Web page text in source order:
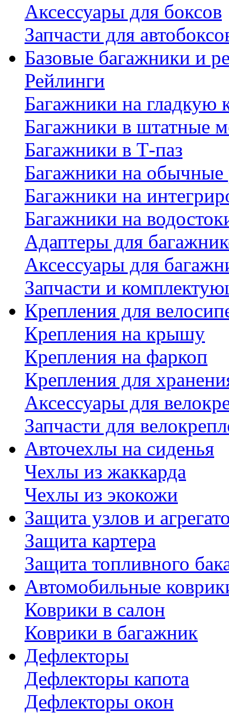
Аксессуары для боксов
Запчасти для
Базовые багажники и
Рейлинги
Багажники на гладкую
Багажники в штатные
Багажники в Т-паз
Багажники на обычные
Багажники на
Багажники на
Адаптеры для
Аксессуары для
Запчасти и
Крепления для
Крепления на крышу
Крепления на фаркоп
Крепления для
Аксессуары для
Запчасти для
Авточехлы на сиденья
Чехлы из жаккарда
Чехлы из экокожи
Защита узлов и
Защита картера
Защита топливного
Автомобильные
Коврики в салон
Коврики в багажник
Дефлекторы
Дефлекторы капота
Дефлекторы окон